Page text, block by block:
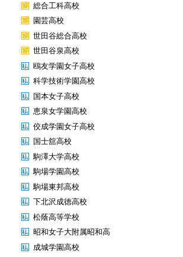
総合工科高校
園芸高校
世田谷総合高校
世田谷泉高校
鴎友学園女子高校
科学技術学園高校
国本女子高校
恵泉女学園高校
佼成学園女子高校
国士舘高校
駒澤大学高校
駒場学園高校
駒場東邦高校
下北沢成徳高校
松蔭高等学校
昭和女子大附属昭和高
成城学園高校